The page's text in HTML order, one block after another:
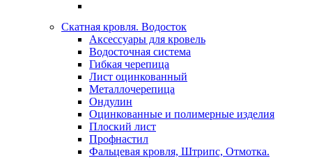
Скатная кровля. Водосток
Аксессуары для кровель
Водосточная система
Гибкая черепица
Лист оцинкованный
Металлочерепица
Ондулин
Оцинкованные и полимерные изделия
Плоский лист
Профнастил
Фальцевая кровля, Штрипс, Отмотка.